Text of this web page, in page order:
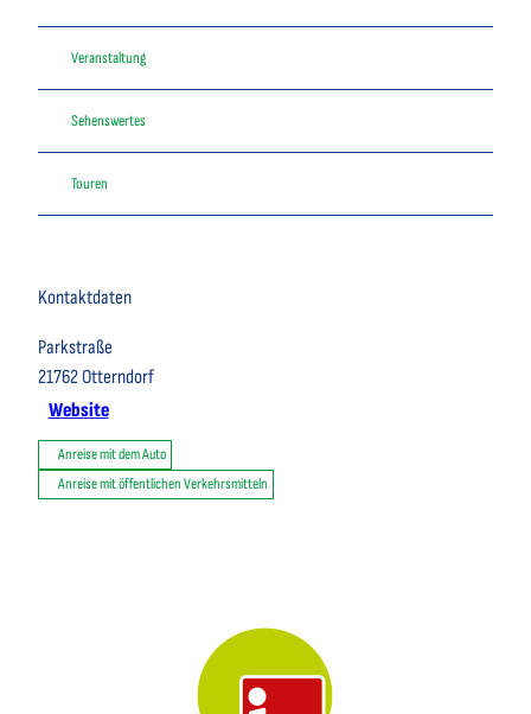
Veranstaltung
Sehenswertes
Touren
Kontaktdaten
Parkstraße
21762 Otterndorf
Website
Anreise mit dem Auto
Anreise mit öffentlichen Verkehrsmitteln